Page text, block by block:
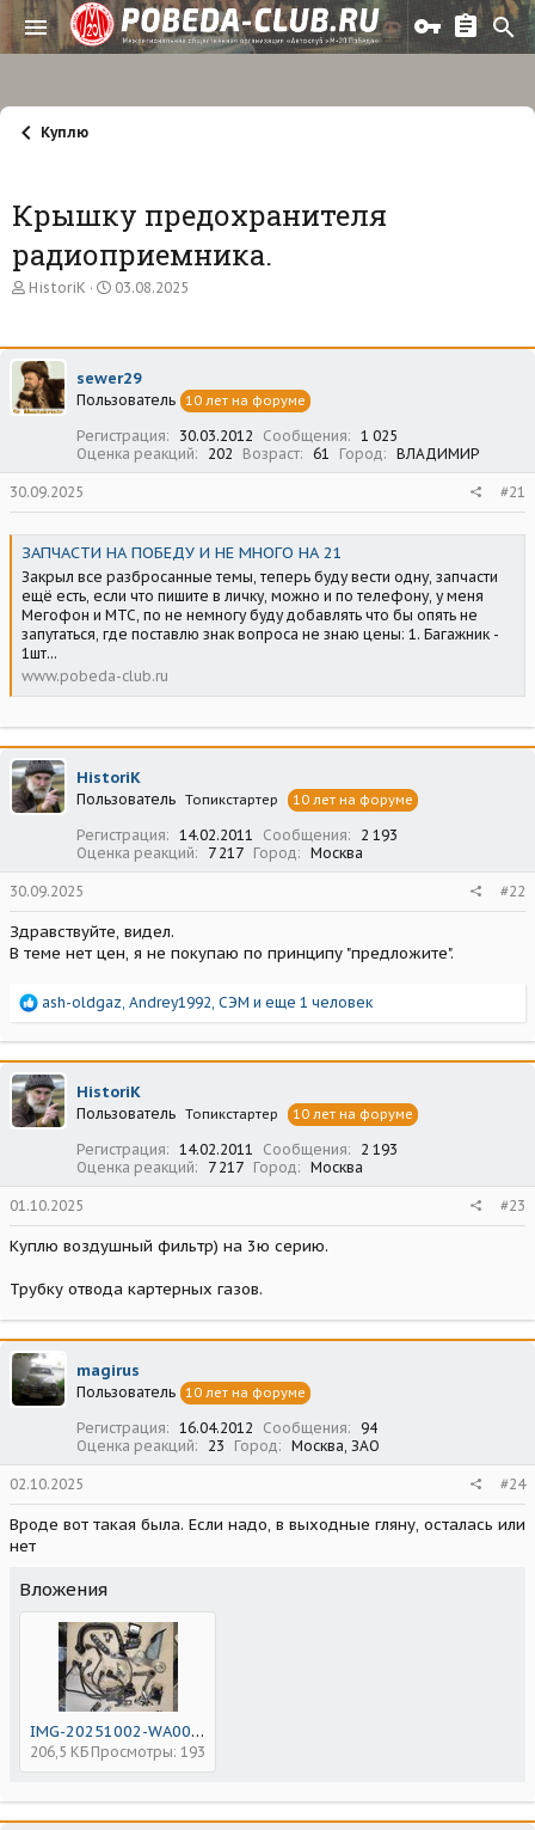
Куплю
Крышку предохранителя
радиоприемника.
А
о
р
т
е
HistoriK
Д
а
а
ч
л
а
03.08.2025
sewer29
Пользователь 10 лет на форуме
Регистрация 30.03.2012 Сообщения
1 025
Оценка реакций
202 Возраст 61 Город ВЛАДИМИР
30.09.2025 #21
ЗАПЧАСТИ НА ПОБЕДУ И НЕ МНОГО НА 21
Закрыл все разбросанные темы, теперь буду вести одну, запчасти
ещё есть, если что пишите в личку, можно и по телефону, у меня
Мегофон и МТС, по не немногу буду добавлять что бы опять не
запутаться, где поставлю знак вопроса не знаю цены: 1. Багажник -
1шт...
www.pobeda-club.ru
HistoriK
Пользователь Топикстартер 10 лет на форуме
Регистрация 14.02.2011 Сообщения
2 193
Оценка реакций
7 217 Город Москва
30.09.2025 #22
Здравствуйте, видел.
В теме нет цен, я не покупаю по принципу "предложите".
Р
а
к
ц
и
и
ash-oldgaz, Andrey1992, СЭМ и еще 1 человек
HistoriK
Пользователь Топикстартер 10 лет на форуме
Регистрация 14.02.2011 Сообщения
2 193
Оценка реакций
7 217 Город Москва
01.10.2025 #23
Куплю воздушный фильтр) на 3ю серию.
Трубку отвода картерных газов.
magirus
Пользователь 10 лет на форуме
Регистрация 16.04.2012 Сообщения
94
Оценка реакций
23 Город Москва, ЗАО
02.10.2025 #24
Вроде вот такая была. Если надо, в выходные гляну, осталась или
нет
Вложения
IMG-20251002-WA0000.jpg
206,5 КБ Просмотры: 193